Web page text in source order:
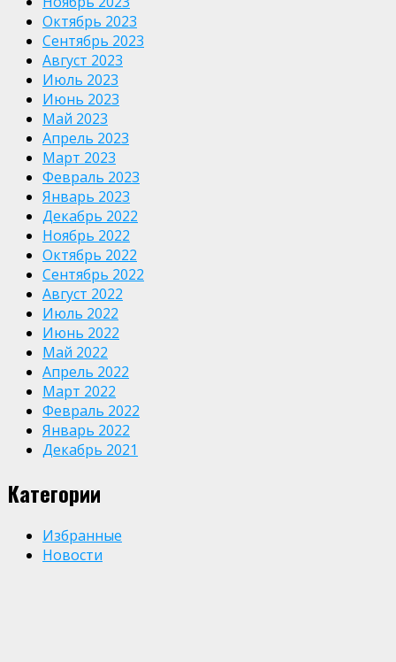
Октябрь 2023
Сентябрь 2023
Август 2023
Июль 2023
Июнь 2023
Май 2023
Апрель 2023
Март 2023
Февраль 2023
Январь 2023
Декабрь 2022
Ноябрь 2022
Октябрь 2022
Сентябрь 2022
Август 2022
Июль 2022
Июнь 2022
Май 2022
Апрель 2022
Март 2022
Февраль 2022
Январь 2022
Декабрь 2021
Категории
Избранные
Новости